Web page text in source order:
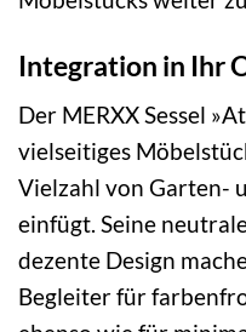
Integration in Ihr
Der MERXX Sessel
vielseitiges
Vielzahl von Garten-
einfügt. Seine
dezente Design
Begleiter für